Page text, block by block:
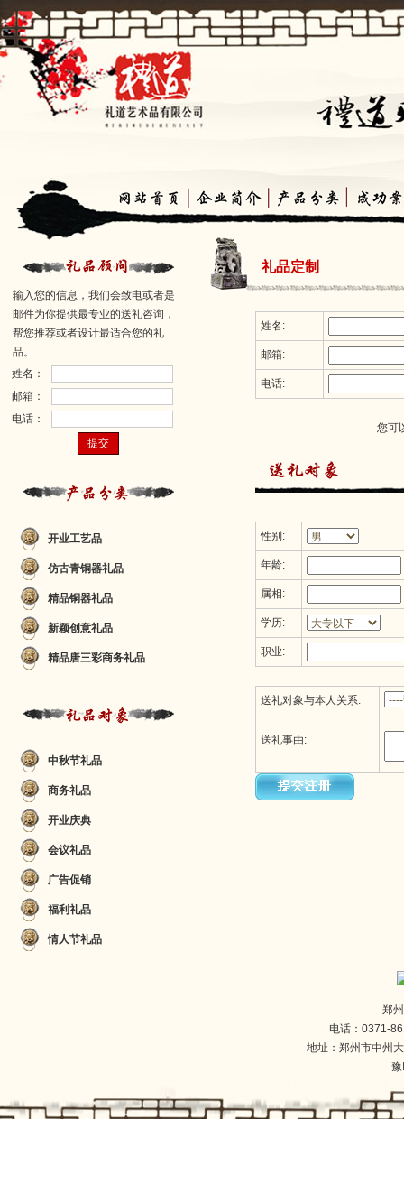
输入您的信息，我们会致电或者是
邮件为你提供最专业的送礼咨询，
帮您推荐或者设计最适合您的礼
品。
姓名：
邮箱：
电话：
开业工艺品
仿古青铜器礼品
精品铜器礼品
新颖创意礼品
精品唐三彩商务礼品
中秋节礼品
商务礼品
开业庆典
会议礼品
广告促销
福利礼品
情人节礼品
礼品定制
姓名:
邮箱:
电话:
您可
性别:
年龄:
属相:
学历:
职业:
送礼对象与本人关系:
送礼事由:
郑
电话：0371-
地址：郑州市中州